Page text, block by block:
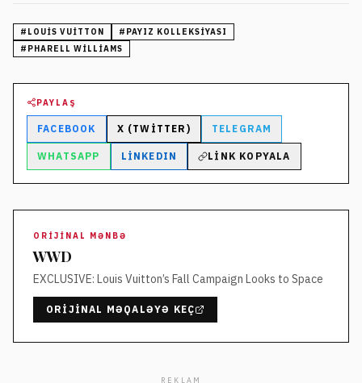
# LOUIS VUITTON # PAYIZ KOLLEKSIYASI
# PHARELL WILLIAMS
PAYLAŞ
FACEBOOK X (TWITTER) TELEGRAM
WHATSAPP LINKEDIN LINK KOPYALA
ORIJINAL MƏNBƏ
WWD
EXCLUSIVE: Louis Vuitton’s Fall Campaign Looks to Space
ORIJINAL MƏQALƏYƏ KEÇ
REKLAM